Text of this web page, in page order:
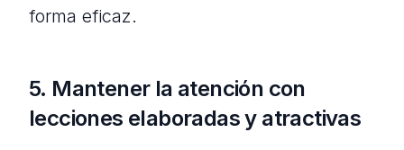
forma eficaz.
5. Mantener la atención con
lecciones elaboradas y atractivas